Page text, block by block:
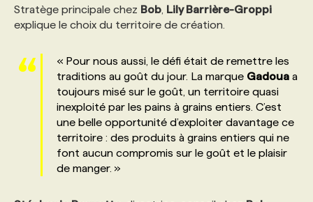
ANNONCEZ AVEC NOUS
Stratège principale chez Bob Lily Barrière-Groppi
explique le choix du territoire de création.
« Pour nous aussi, le défi était de remettre les
traditions au goût du jour. La marque Gadoua a
toujours misé sur le goût, un territoire quasi
inexploité par les pains à grains entiers. C’est
une belle opportunité d’exploiter davantage ce
territoire : des produits à grains entiers qui ne
font aucun compromis sur le goût et le plaisir
de manger. »